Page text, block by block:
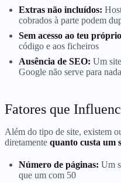
Extras não incluídos:
cobrados à parte podem
Sem acesso ao teu
código e aos ficheiros
Ausência de SEO: Um
Google não serve para nada
Fatores que
Além do tipo de site, existem
diretamente quanto custa um
Número de páginas: Um
que um com 50